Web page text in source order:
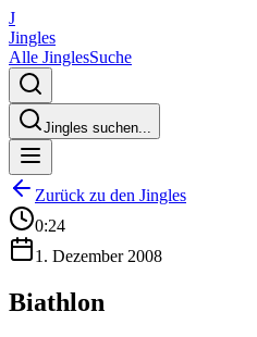
J
Jingles
Alle JinglesSuche
Jingles suchen...
Zurück zu den Jingles
0:24
1. Dezember 2008
Biathlon